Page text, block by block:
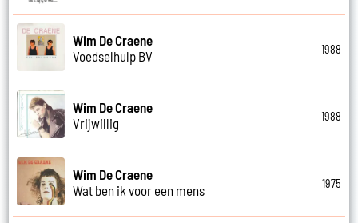
Wim De Craene
Voedselhulp BV
1988
Wim De Craene
Vrijwillig
1988
Wim De Craene
Wat ben ik voor een mens
1975